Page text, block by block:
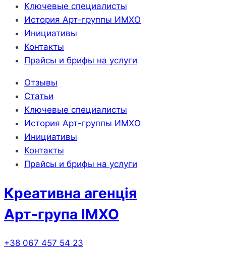
Ключевые специалисты
История Арт-группы ИМХО
Инициативы
Контакты
Прайсы и брифы на услуги
Отзывы
Статьи
Ключевые специалисты
История Арт-группы ИМХО
Инициативы
Контакты
Прайсы и брифы на услуги
Креативна агенція
Арт-група ІМХО
+38 067 457 54 23